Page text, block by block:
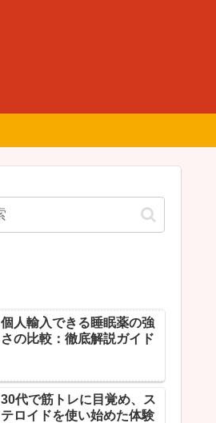
個人輸入できる睡眠薬の強
さの比較：徹底解説ガイド
30代で筋トレに目覚め、ス
テロイドを使い始めた体験